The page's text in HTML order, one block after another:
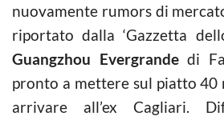
nuovamente rumors di
riportato dalla ‘Gazzetta
Guangzhou Evergrandedi
pronto a mettere sul piatto
arrivare all’ex Cagliari.